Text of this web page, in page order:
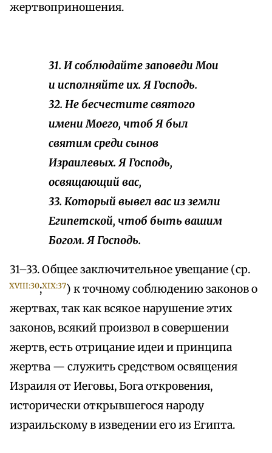
жертвоприношения.
31. И соблюдайте заповеди Мои
и исполняйте их. Я Господь.
32. Не бесчестите святого
имени Моего, чтоб Я был
святим среди сынов
Израилевых. Я Господь,
освящающий вас,
33. Который вывел вас из земли
Египетской, чтоб быть вашим
Богом. Я Гоcподь.
31–33. Общее заключительное увещание (ср.
XVIII:30;XIX:37) к точному соблюдению законов о
жертвах, так как всякое нарушение этих
законов, всякий произвол в совершении
жертв, есть отрицание идеи и принципа
жертва — служить средством освящения
Израиля от Иеговы, Бога откровения,
исторически открывшегося народу
израильскому в изведении его из Египта.